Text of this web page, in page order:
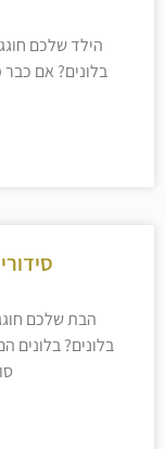
הילד שלכם
בלונים? אם
הבת שלכם
בלונים? בלונים